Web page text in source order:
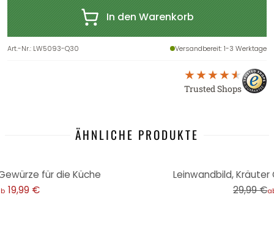
In den Warenkorb
Art.-Nr.: LW5093-Q30 Versandbereit: 1-3 Werktage
Trusted Shops
ÄHNLICHE PRODUKTE
für die Küche
19,99 €
Leinwandbild,
29,99 €